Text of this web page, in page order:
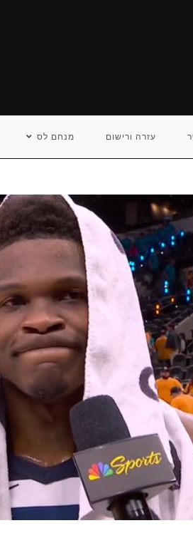
עזרה ורישום מנחם לס